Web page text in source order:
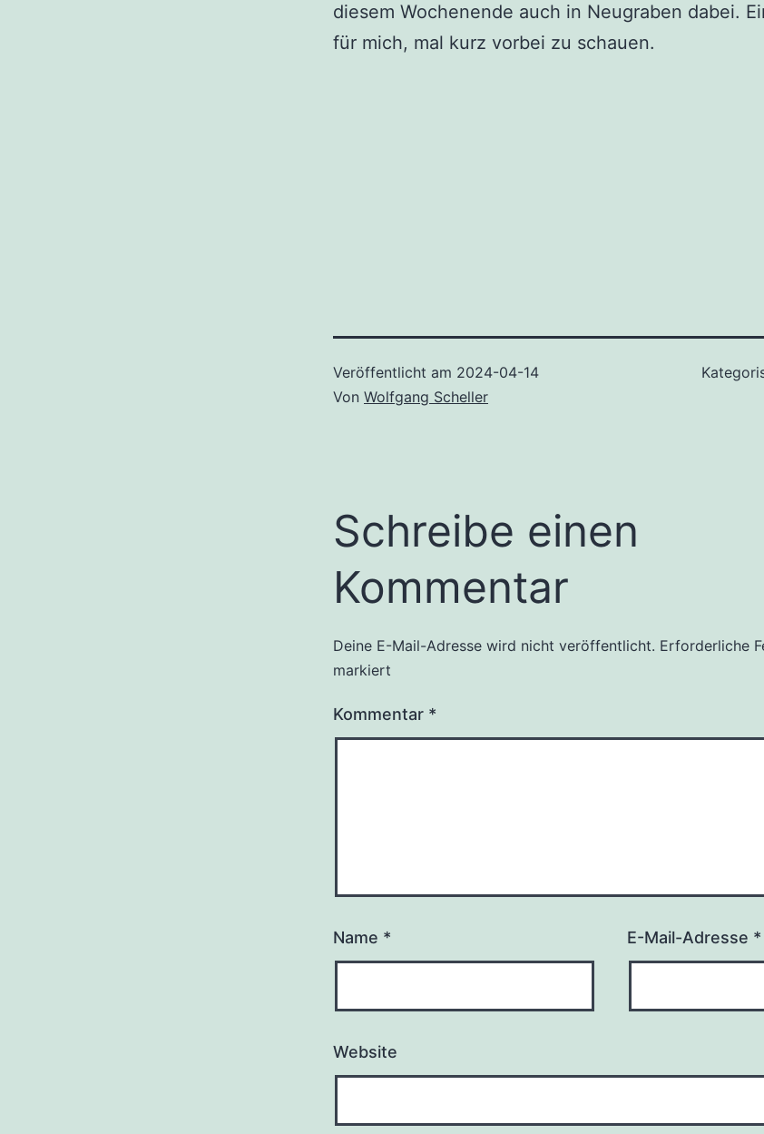
diesem Wochenende auch in Neugraben dabei.
für mich, mal kurz vorbei zu schauen.
Veröffentlicht am 2024-04-14
Von Wolfgang Scheller
Schreibe einen
Kommentar
Deine E-Mail-Adresse wird nicht veröffentlicht. Erforderliche
markiert
Kommentar *
Name * E-Mail-Adresse *
Website